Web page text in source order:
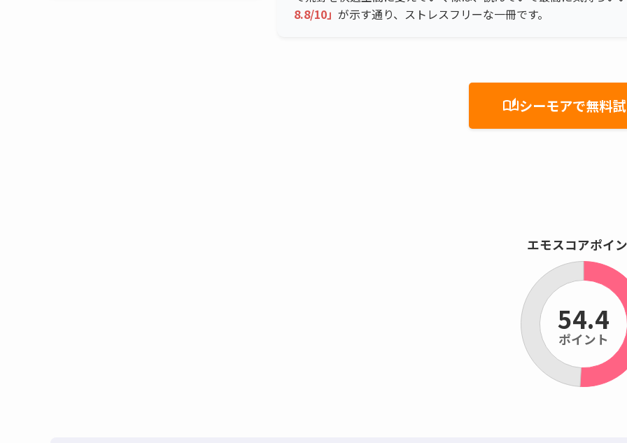
8.8/10」 が示す通り、ストレスフリーな一冊です。
auto_storiesシーモアで無料
エモスコアポイ
54.4
ポイント